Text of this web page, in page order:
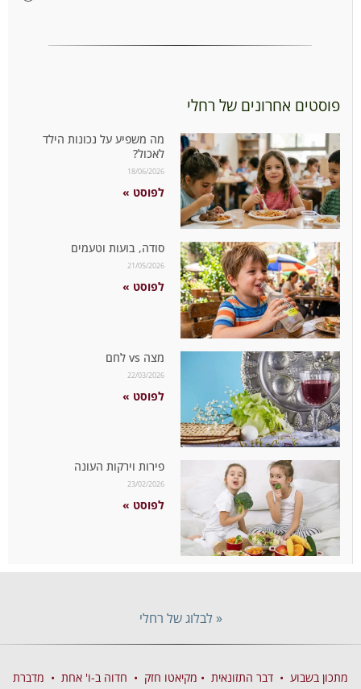
פוסטים אחרונים של רחלי
מה משפיע על נכונות הילד
לאכול?
18/06/2026
לפוסט »
סודה, בועות וטעמים
21/05/2026
לפוסט »
מצה vs לחם
22/03/2026
לפוסט »
פירות וירקות העונה
23/02/2026
לפוסט »
« לבלוג של רחלי
מתכון בשבוע • דבר התזונאית • מקיאטו חזק • חדוה ב-ו' אחת • מדברת